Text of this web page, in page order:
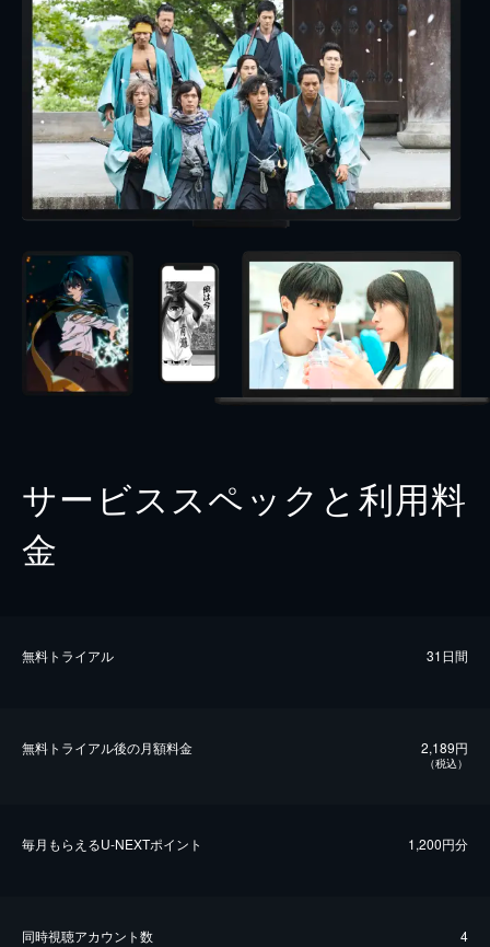
サービススペックと利用料
金
無料トライアル 31日間
無料トライアル後の⽉額料金 2,189円
（税込）
毎⽉もらえるU-NEXTポイント 1,200円分
同時視聴アカウント数 4